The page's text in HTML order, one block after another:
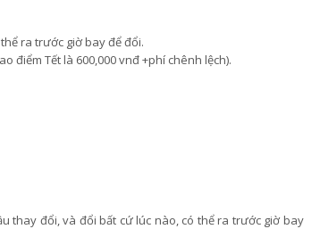
ra trước giờ bay để đổi.
điểm Tết là 600,000 vnđ +phí chênh lệch).
thay đổi, và đổi bất cứ lúc nào, có thể ra trước giờ bay